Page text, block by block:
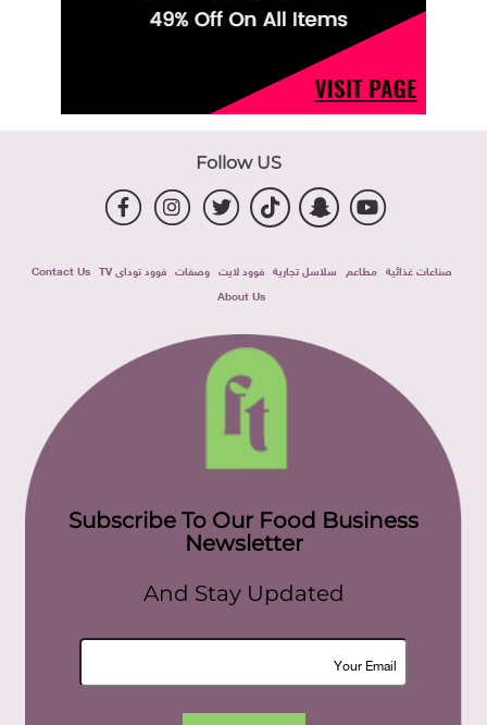
Follow US
صناعات غذائية مطاعم سلاسل تجارية فوود لايت وصفات فوود توداى TV
Contact Us
About Us
Subscribe To Our Food Business
Newsletter
And Stay Updated